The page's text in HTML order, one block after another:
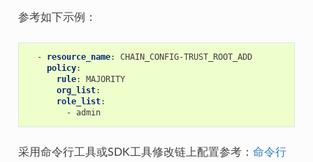
参考如下示例：
- resource_name:
CHAIN_CONFIG-TRUST_ROOT_ADD
policy:
rule:
MAJORITY
org_list:
role_list:
- admin
采用命令行工具或SDK工具修改链上配置参考： 命令行